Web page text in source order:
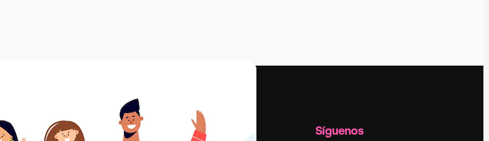
Información útil Síguenos